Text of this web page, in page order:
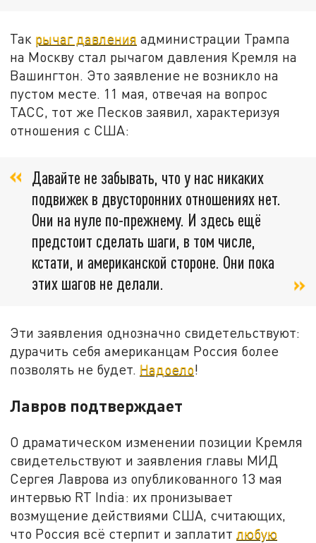
Так рычаг давления администрации Трампа
на Москву стал рычагом давления Кремля на
Вашингтон. Это заявление не возникло на
пустом месте. 11 мая, отвечая на вопрос
ТАСС, тот же Песков заявил, характеризуя
отношения с США:
Давайте не забывать, что у нас никаких
подвижек в двусторонних отношениях нет.
Они на нуле по-прежнему. И здесь ещё
предстоит сделать шаги, в том числе,
кстати, и американской стороне. Они пока
этих шагов не делали.
Эти заявления однозначно свидетельствуют:
дурачить себя американцам Россия более
позволять не будет. Надоело!
Лавров подтверждает
О драматическом изменении позиции Кремля
свидетельствуют и заявления главы МИД
Сергея Лаврова из опубликованного 13 мая
интервью RT India: их пронизывает
возмущение действиями США, считающих,
что Россия всё стерпит и заплатитлюбую